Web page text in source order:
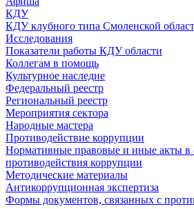
КДУ
КДУ клубного типа Смоленской
Исследования
Показатели работы КДУ области
Коллегам в помощь
Культурное наследие
Федеральный реестр
Региональный реестр
Мероприятия сектора
Народные мастера
Противодействие коррупции
Нормативные правовые и иные акты в
противодействия коррупции
Методические материалы
Антикоррупционная экспертиза
Формы документов, связанных с